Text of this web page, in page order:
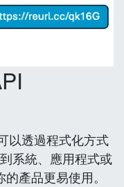
以透過程式化方式
系統、應用程式或
產品更易使用。